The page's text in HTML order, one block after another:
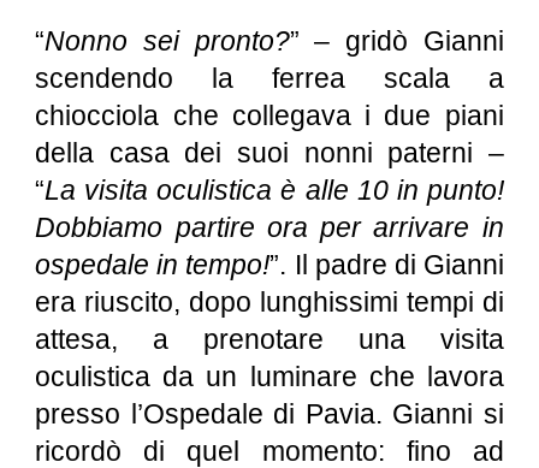
“Nonno sei pronto?” – gridò Gianni
scendendo la ferrea scala a
chiocciola che collegava i due piani
della casa dei suoi nonni paterni –
“La visita oculistica è alle 10 in punto!
Dobbiamo partire ora per arrivare in
ospedale in tempo!”. Il padre di Gianni
era riuscito, dopo lunghissimi tempi di
attesa, a prenotare una visita
oculistica da un luminare che lavora
presso l’Ospedale di Pavia. Gianni si
ricordò di quel momento: fino ad